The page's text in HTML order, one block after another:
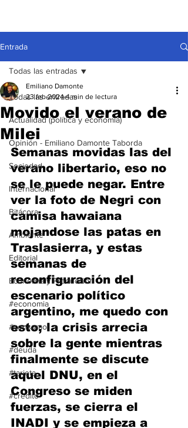
Entrada
Todas las entradas
Actualidad (política y economía)
Opinión - Emiliano Damonte Taborda
Sociedad
Internacional
Bitácora
Ambiente
Editorial
Economía y Producción
#economia
#consumo
#deuda
#tarjeta
#credito
Todas las entradas
Movido el verano de
Milei
Emiliano Damonte
23 feb 2024 4 min de lectura
Semanas movidas las del
verano libertario, eso no
se le puede negar. Entre
ver la foto de Negri con
camisa hawaiana
mojandose las patas en
Traslasierra, y estas
semanas de
reconfiguración del
escenario político
argentino, me quedo con
esto; la crisis arrecia
sobre la gente mientras
finalmente se discute
aquel DNU, en el
Congreso se miden
fuerzas, se cierra el
INADI y se empieza a